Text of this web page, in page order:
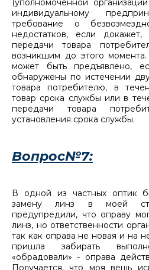
индивидуальному
требование о
недостатков, если
передачи товара
возникшим до этого
может быть предъявлено,
обнаружены по истечении
товара потребителю, в
товар срока службы или в
передачи товара
установления срока службы.
Вопрос№7:
В одной из частных оптик
замену линз в моей
предупредили, что оправу
линз, но ответственности
так как оправа не новая и на
пришла забирать
«обрадовали» - оправа
Получается, что моя вещь